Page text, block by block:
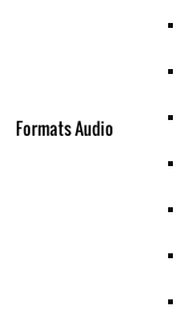
Formats Audio